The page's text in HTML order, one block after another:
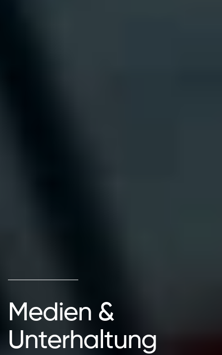
Medien &
Unterhaltung